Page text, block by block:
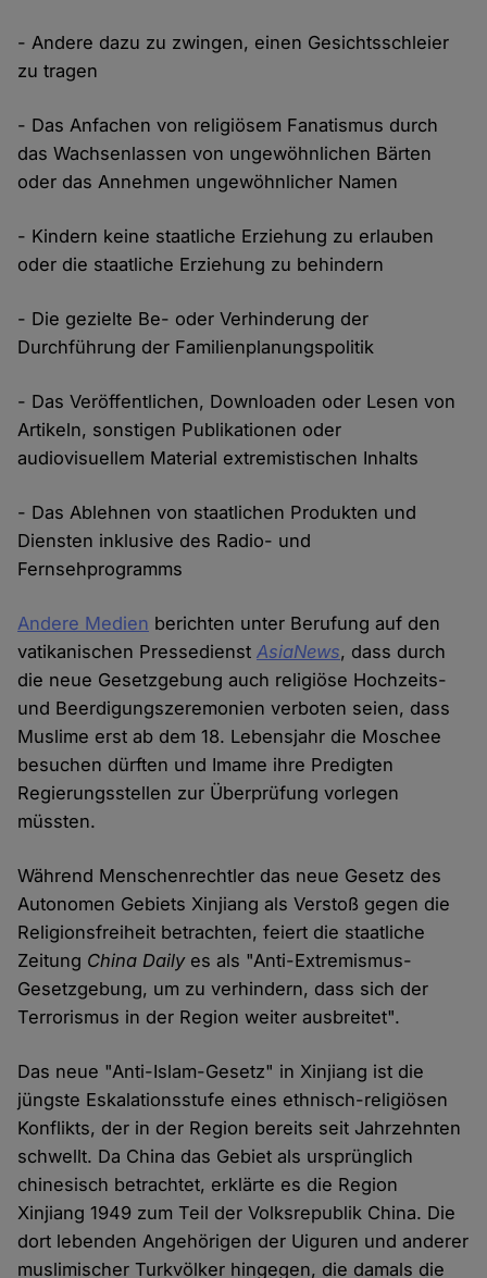
- Andere dazu zu zwingen, einen Gesichtsschleier
zu tragen
- Das Anfachen von religiösem Fanatismus durch
das Wachsenlassen von ungewöhnlichen Bärten
oder das Annehmen ungewöhnlicher Namen
- Kindern keine staatliche Erziehung zu erlauben
oder die staatliche Erziehung zu behindern
- Die gezielte Be- oder Verhinderung der
Durchführung der Familienplanungspolitik
- Das Veröffentlichen, Downloaden oder Lesen von
Artikeln, sonstigen Publikationen oder
audiovisuellem Material extremistischen Inhalts
- Das Ablehnen von staatlichen Produkten und
Diensten inklusive des Radio- und
Fernsehprogramms
Andere Medien berichten unter Berufung auf den
vatikanischen PressedienstAsiaNews, dass durch
die neue Gesetzgebung auch religiöse Hochzeits-
und Beerdigungszeremonien verboten seien, dass
Muslime erst ab dem 18. Lebensjahr die Moschee
besuchen dürften und Imame ihre Predigten
Regierungsstellen zur Überprüfung vorlegen
müssten.
Während Menschenrechtler das neue Gesetz des
Autonomen Gebiets Xinjiang als Verstoß gegen die
Religionsfreiheit betrachten, feiert die staatliche
Zeitung China Dailyes als "Anti-Extremismus-
Gesetzgebung, um zu verhindern, dass sich der
Terrorismus in der Region weiter ausbreitet".
Das neue "Anti-Islam-Gesetz" in Xinjiang ist die
jüngste Eskalationsstufe eines ethnisch-religiösen
Konflikts, der in der Region bereits seit Jahrzehnten
schwellt. Da China das Gebiet als ursprünglich
chinesisch betrachtet, erklärte es die Region
Xinjiang 1949 zum Teil der Volksrepublik China. Die
dort lebenden Angehörigen der Uiguren und anderer
muslimischer Turkvölker hingegen, die damals die